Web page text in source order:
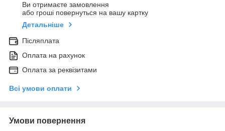
Ви отримаєте замовлення
або гроші повернуться на вашу картку
Детальніше
Післяплата
Оплата на рахунок
Оплата за реквізитами
Всі умови оплати
Умови повернення